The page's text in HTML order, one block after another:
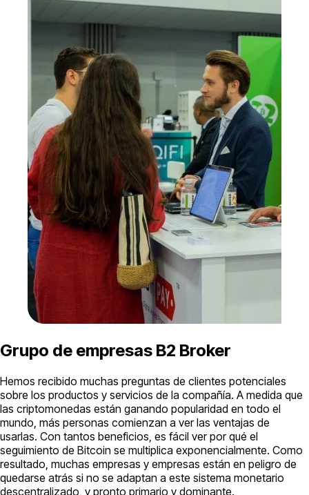
Grupo de empresas B2 Broker
Hemos recibido muchas preguntas de clientes potenciales
sobre los productos y servicios de la compañía. A medida que
las criptomonedas están ganando popularidad en todo el
mundo, más personas comienzan a ver las ventajas de
usarlas. Con tantos beneficios, es fácil ver por qué el
seguimiento de Bitcoin se multiplica exponencialmente. Como
resultado, muchas empresas y empresas están en peligro de
quedarse atrás si no se adaptan a este sistema monetario
descentralizado, y pronto primario y dominante.